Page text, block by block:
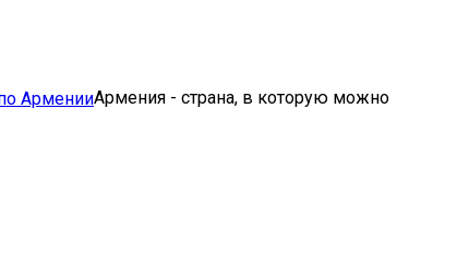
Армения - страна, в которую можно